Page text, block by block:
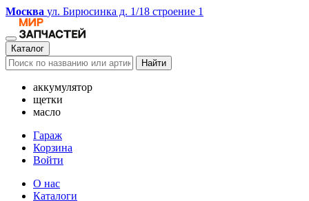
Москва ул. Бирюсинка д. 1/18 строение 1
Каталог
Найти
аккумулятор
щетки
масло
Гараж
Корзина
Войти
О нас
Каталоги